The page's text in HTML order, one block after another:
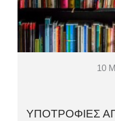
10
ΥΠΟΤΡΟΦΙΕΣ